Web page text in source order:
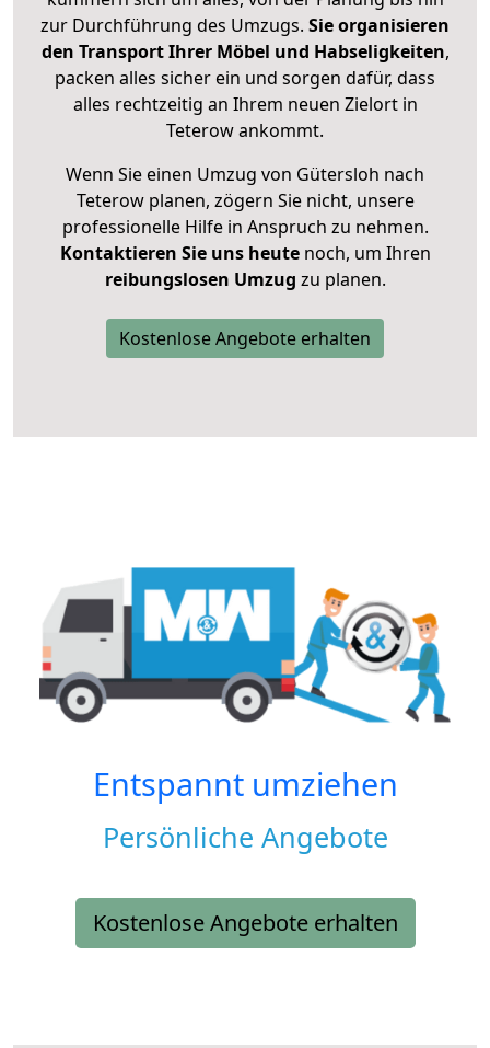
zur Durchführung des Umzugs. Sie organisieren
den Transport Ihrer Möbel und Habseligkeiten,
packen alles sicher ein und sorgen dafür, dass
alles rechtzeitig an Ihrem neuen Zielort in
Teterow ankommt.
Wenn Sie einen Umzug von Gütersloh nach
Teterow planen, zögern Sie nicht, unsere
professionelle Hilfe in Anspruch zu nehmen.
Kontaktieren Sie uns heutenoch, um Ihren
reibungslosen Umzug zu planen.
Kostenlose Angebote erhalten
Entspannt umziehen
Persönliche Angebote
Kostenlose Angebote erhalten